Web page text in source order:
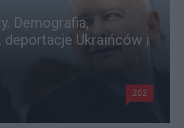
Demografia,
deportacje Ukraińców i
202